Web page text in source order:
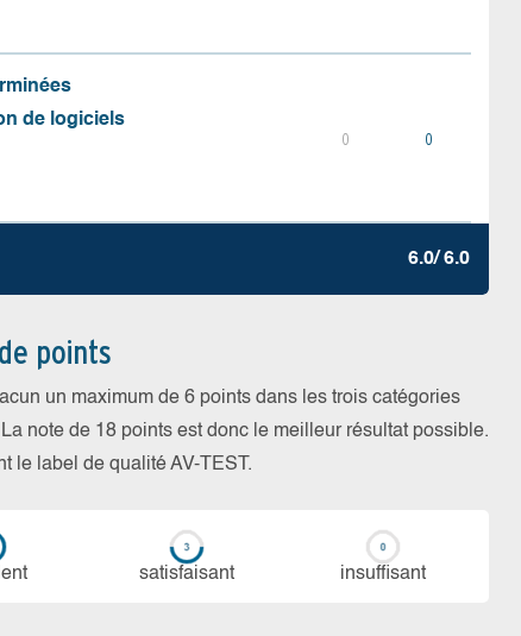
de logiciels
0 0
6.0/ 6.0
points
un maximum de 6 points dans les trois catégories
note de 18 points est donc le meilleur résultat possible.
le label de qualité AV-TEST.
sa­tis­fai­sant in­suf­fi­sant